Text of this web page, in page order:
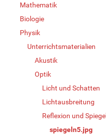
Mathematik
Biologie
Physik
Unterrichtsmaterialien
Akustik
Optik
Licht und Schatten
Lichtausbreitung
Reflexion und Spiegel
spiegeln5.jpg